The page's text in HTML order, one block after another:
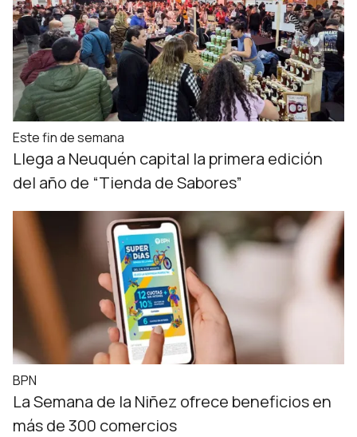
Este fin de semana
Llega a Neuquén capital la primera edición
del año de “Tienda de Sabores”
BPN
La Semana de la Niñez ofrece beneficios en
más de 300 comercios